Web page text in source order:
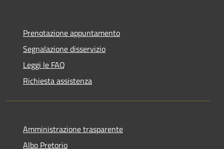
Prenotazione appuntamento
Segnalazione disservizio
Leggi le FAQ
Richiesta assistenza
Amministrazione trasparente
Albo Pretorio